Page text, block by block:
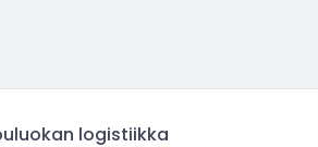
logistiikka